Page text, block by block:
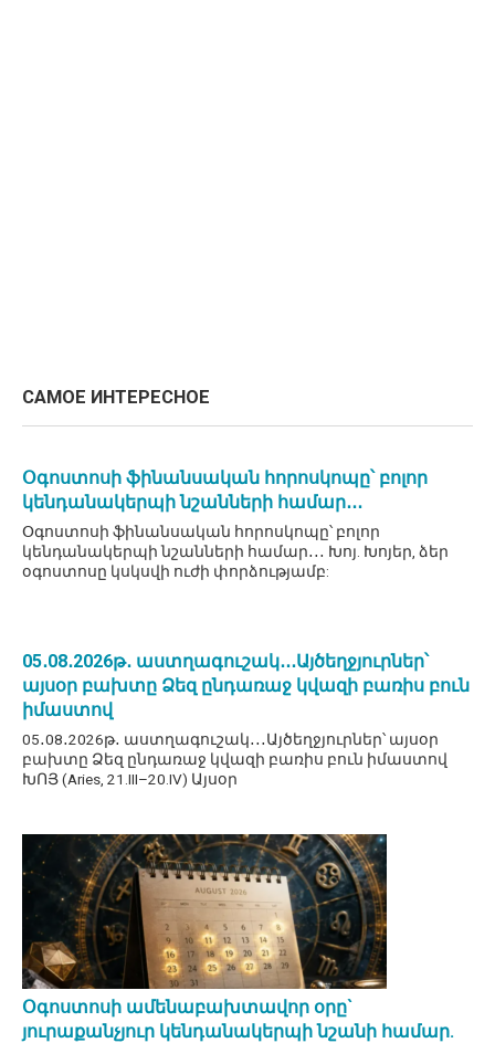
САМОЕ ИНТЕРЕСНОЕ
Օգոստոսի ֆինանսական հորոսկոպը՝ բոլոր
կենդանակերպի նշանների համար․․․
Օգոստոսի ֆինանսական հորոսկոպը՝ բոլոր
կենդանակերպի նշանների համար․․․ Խոյ. Խոյեր, ձեր
օգոստոսը կսկսվի ուժի փորձությամբ:
05․08․2026թ․ աստղագուշակ․․․Այծեղջյուրներ՝
այսօր բախտը Ձեզ ընդառաջ կվազի բառիս բուն
իմաստով
05․08․2026թ․ աստղագուշակ․․․Այծեղջյուրներ՝ այսօր
բախտը Ձեզ ընդառաջ կվազի բառիս բուն իմաստով
ԽՈՅ (Aries, 21.III–20.IV) Այսօր
Օգոստոսի ամենաբախտավոր օրը`
յուրաքանչյուր կենդանակերպի նշանի համար.